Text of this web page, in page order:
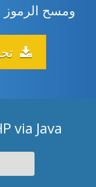
ومسح الرموز
via Java